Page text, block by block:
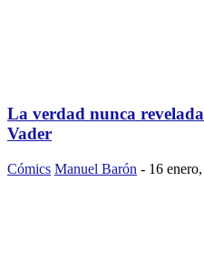
La verdad nunca
Vader
Cómics Manuel Barón - 16